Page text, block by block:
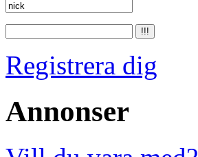
Registrera dig
Annonser